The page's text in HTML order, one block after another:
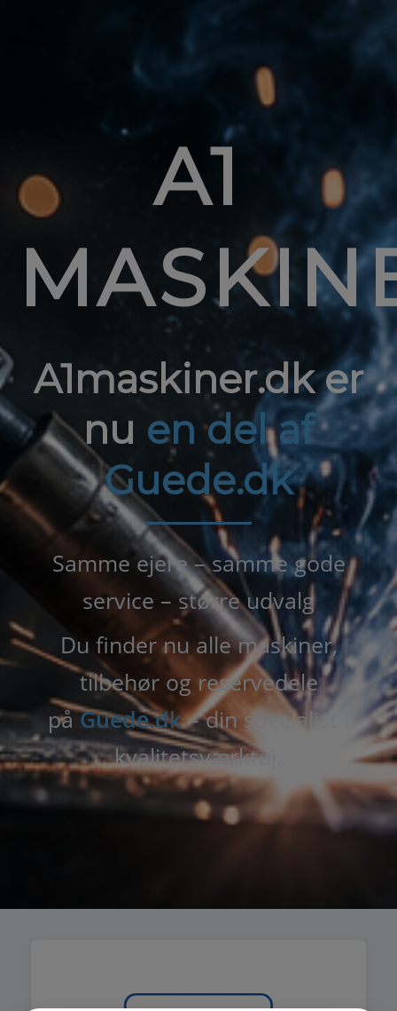
A1
A1maskiner.dk er
nu en del af
Guede.dk
Samme ejere – samme gode
service – større udvalg
Du finder nu alle maskiner,
tilbehør og reservedele
påGuede.dk– din specialist i
kvalitetsværktøj.